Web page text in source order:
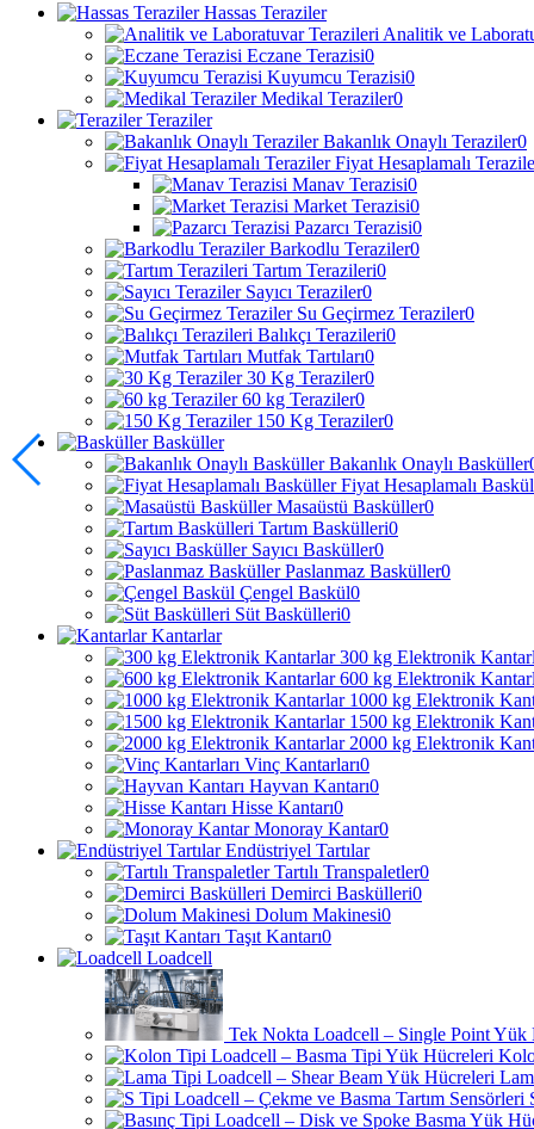
Hassas Teraziler
Analitik ve
Eczane Terazisi0
Kuyumcu Terazisi0
Medikal Teraziler0
Teraziler
Bakanlık Onaylı Teraziler0
Fiyat Hesaplamalı
Manav Terazisi0
Market Terazisi0
Pazarcı Terazisi0
Barkodlu Teraziler0
Tartım Terazileri0
Sayıcı Teraziler0
Su Geçirmez Teraziler0
Balıkçı Terazileri0
Mutfak Tartıları0
30 Kg Teraziler0
60 kg Teraziler0
150 Kg Teraziler0
Basküller
Bakanlık Onaylı Basküller
Fiyat Hesaplamalı
Masaüstü Basküller0
Tartım Baskülleri0
Sayıcı Basküller0
Paslanmaz Basküller0
Çengel Baskül0
Süt Baskülleri0
Kantarlar
300 kg Elektronik
600 kg Elektronik
1000 kg Elektronik
1500 kg Elektronik
2000 kg Elektronik
Vinç Kantarları0
Hayvan Kantarı0
Hisse Kantarı0
Monoray Kantar0
Endüstriyel Tartılar
Tartılı Transpaletler0
Demirci Baskülleri0
Dolum Makinesi0
Taşıt Kantarı0
Loadcell
Tek Nokta Loadcell – Single Point Yük